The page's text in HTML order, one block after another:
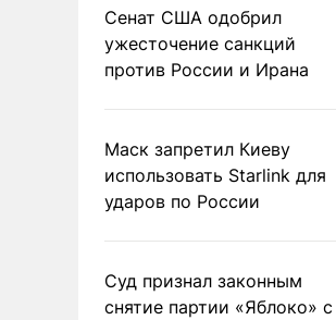
Сенат США одобрил
ужесточение санкций
против России и Ирана
Маск запретил Киеву
использовать Starlink для
ударов по России
Суд признал законным
снятие партии «Яблоко» с